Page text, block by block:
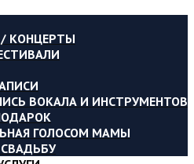
КОНЦЕРТЫ
ВОКАЛА И ИНСТРУМЕНТОВ
ГОЛОСОМ МАМЫ